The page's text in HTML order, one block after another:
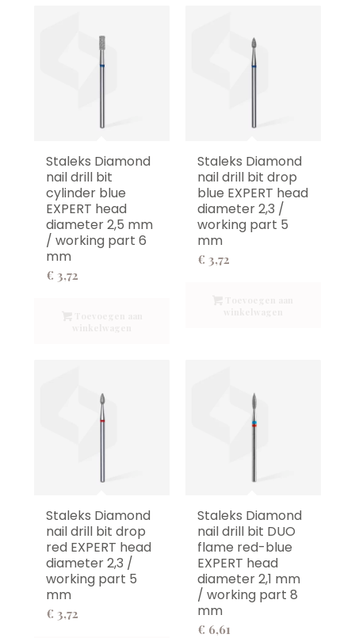
Staleks Diamond
nail drill bit
cylinder blue
EXPERT head
diameter 2,5 mm
/ working part 6
mm
€ 3,72
Staleks Diamond
nail drill bit drop
blue EXPERT head
diameter 2,3 /
working part 5
mm
€ 3,72
Staleks Diamond
nail drill bit drop
red EXPERT head
diameter 2,3 /
working part 5
mm
€ 3,72
Staleks Diamond
nail drill bit DUO
flame red-blue
EXPERT head
diameter 2,1 mm
/ working part 8
mm
€ 6,61